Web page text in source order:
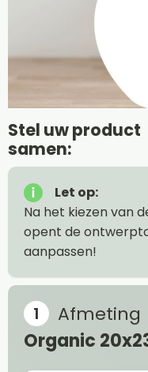
Stel uw product
samen:
Let op:
Na het kiezen van
opent de
aanpassen!
Afmeting
Organic